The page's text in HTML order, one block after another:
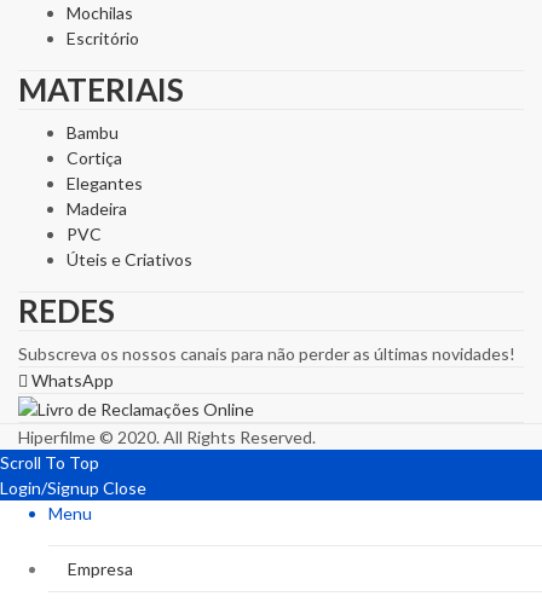
Mochilas
Escritório
MATERIAIS
Bambu
Cortiça
Elegantes
Madeira
PVC
Úteis e Criativos
REDES
Subscreva os nossos canais para não perder as últimas novidades!
WhatsApp
Hiperfilme © 2020. All Rights Reserved.
Scroll To Top
Login/Signup Close
Menu
Empresa